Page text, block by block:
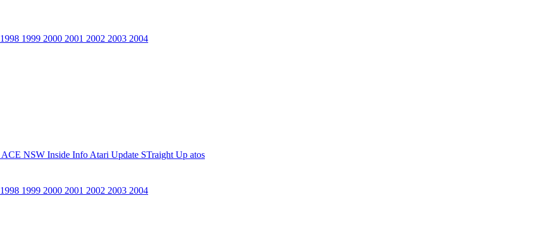
1998 1999 2000 2001 2002 2003 2004
ACE NSW Inside Info Atari Update STraight Up atos
1998 1999 2000 2001 2002 2003 2004